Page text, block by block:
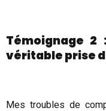
Témoignage 2
véritable prise
Mes troubles de